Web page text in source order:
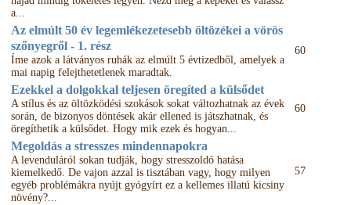
a...
Az elmúlt 50 év legemlékezetesebb öltözékei a vörös
szőnyegről - 1. rész
Íme azok a látványos ruhák az elmúlt 5 évtizedből, amelyek a
mai napig felejthetetlenek maradtak.
60
Ezekkel a dolgokkal teljesen öregíted a külsődet
A stílus és az öltözködési szokások sokat változhatnak az évek
során, de bizonyos döntések akár ellened is játszhatnak, és
öregíthetik a külsődet. Hogy mik ezek és hogyan...
60
Megoldás a stresszes mindennapokra
A levenduláról sokan tudják, hogy stresszoldó hatása
kiemelkedő. De vajon azzal is tisztában vagy, hogy milyen
egyéb problémákra nyújt gyógyírt ez a kellemes illatú kicsiny
növény?...
57